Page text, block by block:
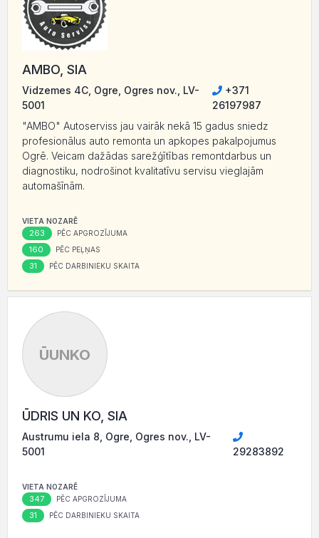
AMBO, SIA
Vidzemes 4C, Ogre, Ogres nov., LV-
5001
+371
26197987
"AMBO" Autoserviss jau vairāk nekā 15 gadus sniedz
profesionālus auto remonta un apkopes pakalpojumus
Ogrē. Veicam dažādas sarežģītības remontdarbus un
diagnostiku, nodrošinot kvalitatīvu servisu vieglajām
automašīnām.
VIETA NOZARĒ
263 PĒC APGROZĪJUMA
160 PĒC PEĻŅAS
31 PĒC DARBINIEKU SKAITA
ŪUNKO
ŪDRIS UN KO, SIA
Austrumu iela 8, Ogre, Ogres nov., LV-
5001
29283892
VIETA NOZARĒ
347 PĒC APGROZĪJUMA
31 PĒC DARBINIEKU SKAITA